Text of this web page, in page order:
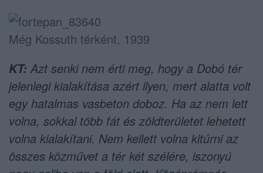
Még Kossuth térként, 1939
KT: Azt senki nem érti meg, hogy a Dobó tér
jelenlegi kialakítása azért ilyen, mert alatta volt
egy hatalmas vasbeton doboz. Ha az nem lett
volna, sokkal több fát és zöldterületet lehetett
volna kialakítani. Nem kellett volna kitúrni az
összes közművet a tér két szélére, iszonyú